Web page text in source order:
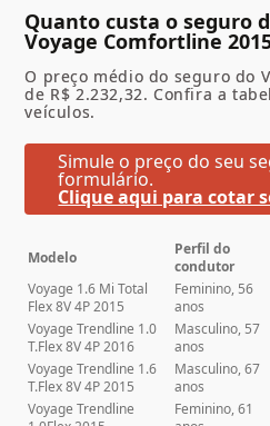
Quanto custa o seguro
Voyage Comfortline
O preço médio do seguro do
de R$ 2.232,32. Confira a
veículos.
Simule o preço do seu
formulário.
Clique aqui para cotar
Modelo
Perfil do
condutor
Voyage 1.6 Mi Total
Flex 8V 4P 2015
Feminino, 56
anos
Voyage Trendline 1.0
T.Flex 8V 4P 2016
Masculino, 57
anos
Voyage Trendline 1.6
T.Flex 8V 4P 2015
Masculino, 67
anos
Voyage Trendline
Feminino, 61